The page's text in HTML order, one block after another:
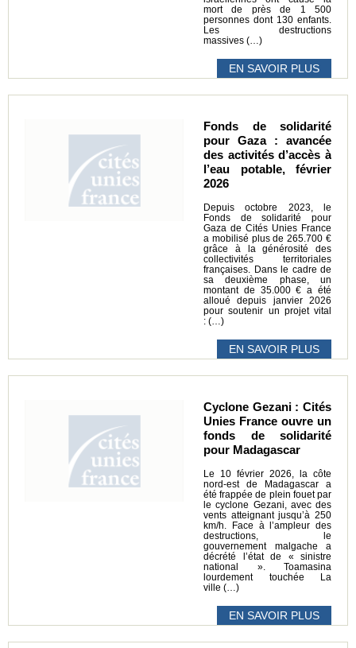
mort de près de 1 500
personnes dont 130 enfants.
Les destructions
massives (…)
EN SAVOIR PLUS
Fonds de solidarité
pour Gaza : avancée
des activités d’accès à
l’eau potable, février
2026
Depuis octobre 2023, le
Fonds de solidarité pour
Gaza de Cités Unies France
a mobilisé plus de 265.700 €
grâce à la générosité des
collectivités territoriales
françaises. Dans le cadre de
sa deuxième phase, un
montant de 35.000 € a été
alloué depuis janvier 2026
pour soutenir un projet vital
: (…)
EN SAVOIR PLUS
Cyclone Gezani : Cités
Unies France ouvre un
fonds de solidarité
pour Madagascar
Le 10 février 2026, la côte
nord-est de Madagascar a
été frappée de plein fouet par
le cyclone Gezani, avec des
vents atteignant jusqu’à 250
km/h. Face à l’ampleur des
destructions, le
gouvernement malgache a
décrété l’état de « sinistre
national ». Toamasina
lourdement touchée La
ville (…)
EN SAVOIR PLUS